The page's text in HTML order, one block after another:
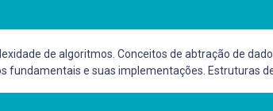
de algoritmos. Conceitos de abtração de
fundamentais e suas implementações. Estruturas